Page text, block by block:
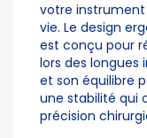
votre
vie. Le design
est conçu pour
lors des longues
et son équilibre
une stabilité qui
précision